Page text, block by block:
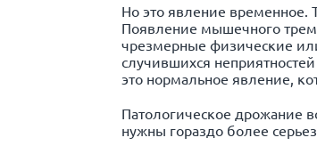
Но это явление временное.
Появление мышечного
чрезмерные физические
случившихся
это нормальное явление,
Патологическое дрожание
нужны гораздо более